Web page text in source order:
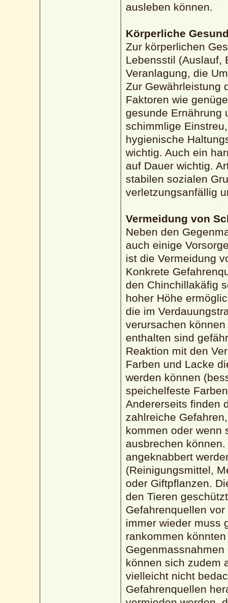
ausleben können.
Körperliche
Zur körperlichen
Lebensstil (Auslauf,
Veranlagung, die
Zur Gewährleistung
Faktoren wie
gesunde Ernährung
schimmlige
hygienische
wichtig. Auch ein
auf Dauer wichtig.
stabilen sozialen
verletzungsanfällig
Vermeidung von
Neben den
auch einige
ist die Vermeidung
Konkrete
den Chinchillakäfig
hoher Höhe
die im
verursachen
enthalten sind
Reaktion mit den
Farben und Lacke
werden können
speichelfeste
Andererseits finden
zahlreiche
kommen oder wenn
ausbrechen
angeknabbert
(Reinigungsmittel,
oder Giftpflanzen.
den Tieren
Gefahrenquellen
immer wieder muss
rankommen
können sich zudem
vielleicht nicht
Gefahrenquellen